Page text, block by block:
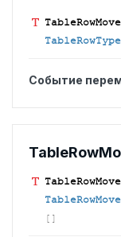
TableRowMove
Событие
TableRow
TableRowMove
[]